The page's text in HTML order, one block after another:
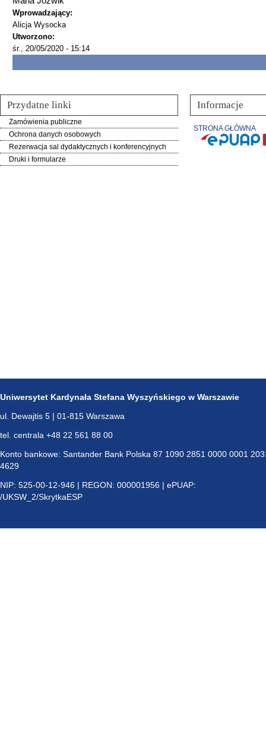
Wprowadzający:
Alicja Wysocka
Utworzono:
śr., 20/05/2020 - 15:14
Przydatne linki
Zamówienia publiczne
Ochrona danych osobowych
Rezerwacja sal dydaktycznych i konferencyjnych
Druki i formularze
Informacje
STRONA GŁÓWNA
Uniwersytet Kardynała Stefana Wyszyńskiego w Warszawie
ul. Dewajtis 5 | 01-815 Warszawa
tel. centrala +48 22 561 88 00
Konto bankowe: Santander Bank Polska 87 1090 2851 0000 0001
4629
NIP: 525-00-12-946 | REGON: 000001956 | ePUAP:
/UKSW_2/SkrytkaESP